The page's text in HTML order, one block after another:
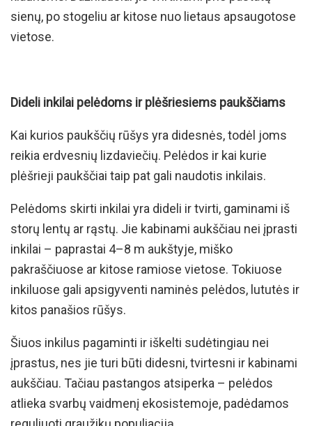
sienų, po stogeliu ar kitose nuo lietaus apsaugotose
vietose.
Dideli inkilai pelėdoms ir plėšriesiems paukščiams
Kai kurios paukščių rūšys yra didesnės, todėl joms
reikia erdvesnių lizdaviečių. Pelėdos ir kai kurie
plėšrieji paukščiai taip pat gali naudotis inkilais.
Pelėdoms skirti inkilai yra dideli ir tvirti, gaminami iš
storų lentų ar rąstų. Jie kabinami aukščiau nei įprasti
inkilai – paprastai 4–8 m aukštyje, miško
pakraščiuose ar kitose ramiose vietose. Tokiuose
inkiluose gali apsigyventi naminės pelėdos, lututės ir
kitos panašios rūšys.
Šiuos inkilus pagaminti ir iškelti sudėtingiau nei
įprastus, nes jie turi būti didesni, tvirtesni ir kabinami
aukščiau. Tačiau pastangos atsiperka – pelėdos
atlieka svarbų vaidmenį ekosistemoje, padėdamos